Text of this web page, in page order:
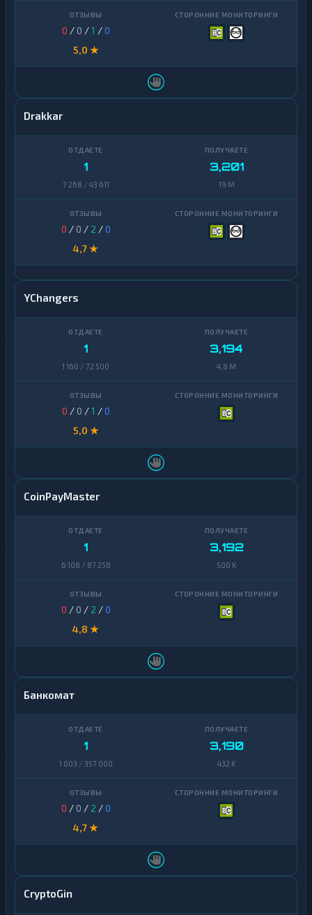
0 / 0 /1 /0
5,0 ★
Drakkar
1
7 268 / 43 611
3,201
19 M
0 / 0 / 2 /0
4,7 ★
YChangers
1
1 160 / 72 500
3,194
4,8 M
0 / 0 /1 /0
5,0 ★
CoinPayMaster
1
6 108 / 87 258
3,192
500 K
0 / 0 / 2 /0
4,8 ★
Банкомат
1
1 003 / 357 000
3,190
432 K
0 / 0 / 2 /0
4,7 ★
CryptoGin